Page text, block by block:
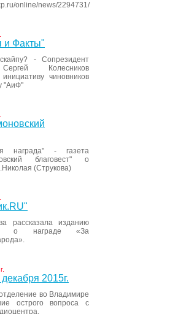
online/news/2294731/
и Факты"
- Сопрезидент
Колесников
чиновников
"АиФ"
награда" - газета
благовест" о
(Струкова)
рассказала изданию
о награде «За
2015г.
во Владимире
острого вопроса с